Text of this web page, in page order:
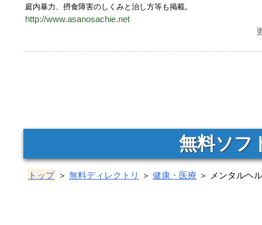
庭内暴力、摂食障害のしくみと治し方等も掲載。
http://www.asanosachie.net
無料ソフ
トップ ＞ 無料ディレクトリ ＞ 健康・医療 ＞ メンタルヘ